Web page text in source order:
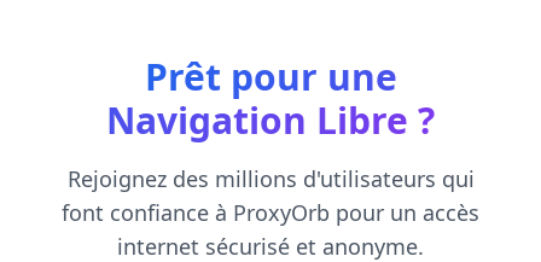
Prêt pour une
Navigation Libre ?
Rejoignez des millions d'utilisateurs qui
font confiance à ProxyOrb pour un accès
internet sécurisé et anonyme.